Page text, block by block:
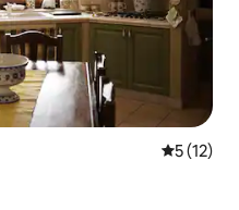
5 av 5 i
5 (12)